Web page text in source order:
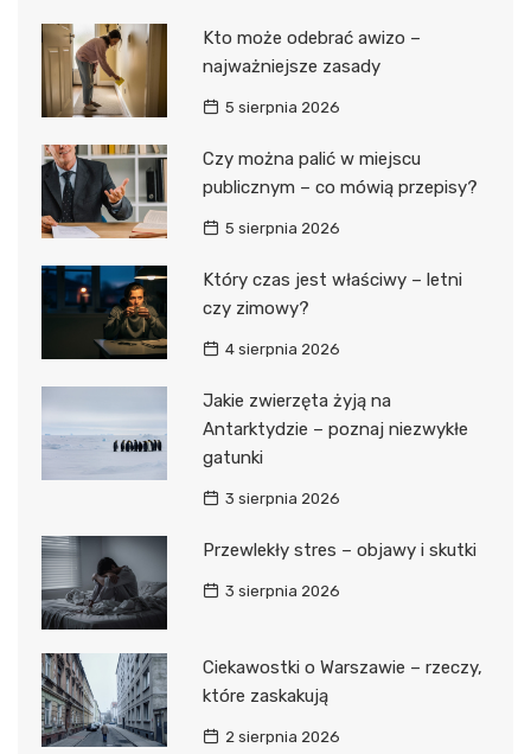
Kto może odebrać awizo –
najważniejsze zasady
5 sierpnia 2026
Czy można palić w miejscu
publicznym – co mówią przepisy?
5 sierpnia 2026
Który czas jest właściwy – letni
czy zimowy?
4 sierpnia 2026
Jakie zwierzęta żyją na
Antarktydzie – poznaj niezwykłe
gatunki
3 sierpnia 2026
Przewlekły stres – objawy i skutki
3 sierpnia 2026
Ciekawostki o Warszawie – rzeczy,
które zaskakują
2 sierpnia 2026